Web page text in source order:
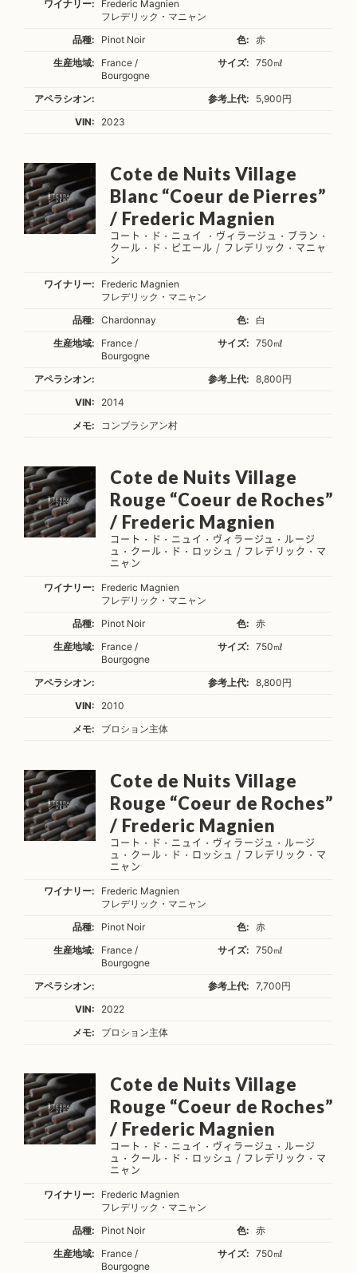
ワイナリー:
Frederic Magnien
フレデリック・マニャン
品種:
Pinot Noir 色:
赤
生産地域:
France /
Bourgogne
サイズ: 750㎖
アペラシオン: 参考上代:
5,900円
VIN:
2023
Cote de Nuits Village
Blanc “Coeur de Pierres”
/ Frederic Magnien
コート・ド・ニュイ ・ヴィラージュ・ブラン・
クール・ド・ピエール / フレデリック・マニャ
ン
ワイナリー:
Frederic Magnien
フレデリック・マニャン
品種:
Chardonnay 色:
白
生産地域:
France /
Bourgogne
サイズ: 750㎖
アペラシオン: 参考上代:
8,800円
VIN:
2014
メモ:
コンブラシアン村
Cote de Nuits Village
Rouge “Coeur de Roches”
/ Frederic Magnien
コート・ド・ニュイ・ヴィラージュ・ルージ
ュ・クール・ド・ロッシュ / フレデリック・マ
ニャン
ワイナリー:
Frederic Magnien
フレデリック・マニャン
品種:
Pinot Noir 色:
赤
生産地域:
France /
Bourgogne
サイズ: 750㎖
アペラシオン: 参考上代:
8,800円
VIN:
2010
メモ:
ブロション主体
Cote de Nuits Village
Rouge “Coeur de Roches”
/ Frederic Magnien
コート・ド・ニュイ・ヴィラージュ・ルージ
ュ・クール・ド・ロッシュ / フレデリック・マ
ニャン
ワイナリー:
Frederic Magnien
フレデリック・マニャン
品種:
Pinot Noir 色:
赤
生産地域:
France /
Bourgogne
サイズ: 750㎖
アペラシオン: 参考上代:
7,700円
VIN:
2022
メモ:
ブロション主体
Cote de Nuits Village
Rouge “Coeur de Roches”
/ Frederic Magnien
コート・ド・ニュイ・ヴィラージュ・ルージ
ュ・クール・ド・ロッシュ / フレデリック・マ
ニャン
ワイナリー:
Frederic Magnien
フレデリック・マニャン
品種:
Pinot Noir 色:
赤
生産地域:
France /
Bourgogne
サイズ: 750㎖